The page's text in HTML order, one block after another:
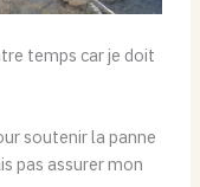
temps car je doit
soutenir la panne
pas assurer mon